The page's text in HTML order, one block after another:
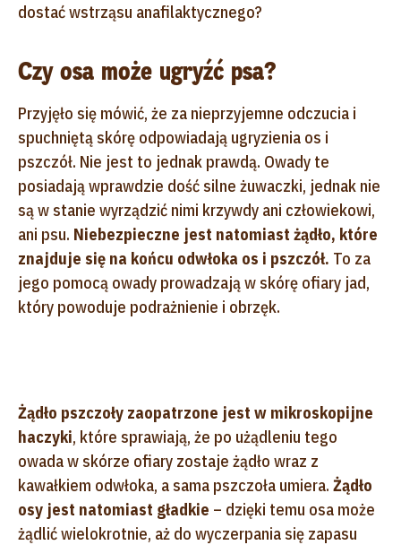
dostać wstrząsu anafilaktycznego?
Czy osa może ugryźć psa?
Przyjęło się mówić, że za nieprzyjemne odczucia i
spuchniętą skórę odpowiadają ugryzienia os i
pszczół. Nie jest to jednak prawdą. Owady te
posiadają wprawdzie dość silne żuwaczki, jednak nie
są w stanie wyrządzić nimi krzywdy ani człowiekowi,
ani psu. Niebezpieczne jest natomiast żądło, które
znajduje się na końcu odwłoka os i pszczół. To za
jego pomocą owady prowadzają w skórę ofiary jad,
który powoduje podrażnienie i obrzęk.
Żądło pszczoły zaopatrzone jest w mikroskopijne
haczyki, które sprawiają, że po użądleniu tego
owada w skórze ofiary zostaje żądło wraz z
kawałkiem odwłoka, a sama pszczoła umiera. Żądło
osy jest natomiast gładkie – dzięki temu osa może
żądlić wielokrotnie, aż do wyczerpania się zapasu